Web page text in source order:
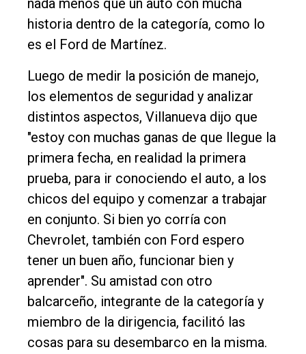
Empresa
Nosotros
nada menos que un auto con mucha
historia dentro de la categoría, como lo
es el Ford de Martínez.
Luego de medir la posición de manejo,
los elementos de seguridad y analizar
distintos aspectos, Villanueva dijo que
"estoy con muchas ganas de que llegue la
primera fecha, en realidad la primera
prueba, para ir conociendo el auto, a los
chicos del equipo y comenzar a trabajar
en conjunto. Si bien yo corría con
Chevrolet, también con Ford espero
tener un buen año, funcionar bien y
aprender". Su amistad con otro
balcarceño, integrante de la categoría y
miembro de la dirigencia, facilitó las
cosas para su desembarco en la misma.